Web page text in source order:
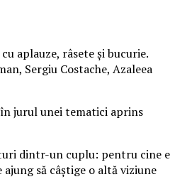
aplauze, râsete și bucurie.
Sergiu Costache, Azaleea
jurul unei tematici aprins
dintr-un cuplu: pentru cine e
să câștige o altă viziune